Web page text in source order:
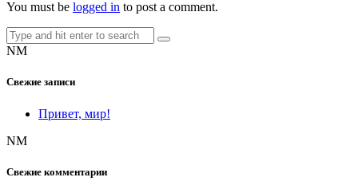
You must be logged in to post a comment.
NM
Свежие записи
Привет, мир!
NM
Свежие комментарии